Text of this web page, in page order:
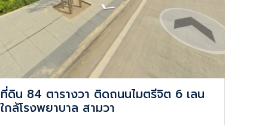
ที่ดิน 84 ตารางวา ติดถนนไมตรีจิต 6 เลน
ใกล้โรงพยาบาล สามวา